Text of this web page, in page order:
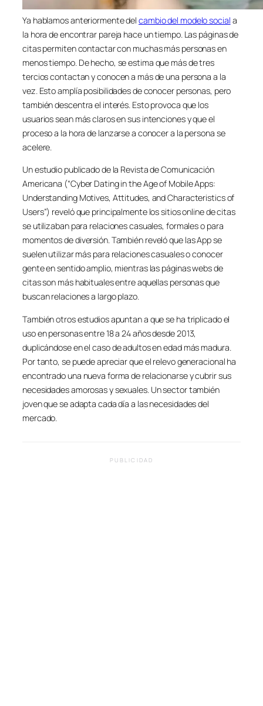
Ya hablamos anteriormente del cambio del modelo social a
la hora de encontrar pareja hace un tiempo. Las páginas de
citas permiten contactar con muchas más personas en
menos tiempo. De hecho, se estima que más de tres
tercios contactan y conocen a más de una persona a la
vez. Esto amplía posibilidades de conocer personas, pero
también descentra el interés. Esto provoca que los
usuarios sean más claros en sus intenciones y que el
proceso a la hora de lanzarse a conocer a la persona se
acelere.
Un estudio publicado de la Revista de Comunicación
Americana (“Cyber Dating in the Age of Mobile Apps:
Understanding Motives, Attitudes, and Characteristics of
Users”) reveló que principalmente los sitios online de citas
se utilizaban para relaciones casuales, formales o para
momentos de diversión. También reveló que las App se
suelen utilizar más para relaciones casuales o conocer
gente en sentido amplio, mientras las páginas webs de
citas son más habituales entre aquellas personas que
buscan relaciones a largo plazo.
También otros estudios apuntan a que se ha triplicado el
uso en personas entre 18 a 24 años desde 2013,
duplicándose en el caso de adultos en edad más madura.
Por tanto, se puede apreciar que el relevo generacional ha
encontrado una nueva forma de relacionarse y cubrir sus
necesidades amorosas y sexuales. Un sector también
joven que se adapta cada día a las necesidades del
mercado.
PUBLICIDAD